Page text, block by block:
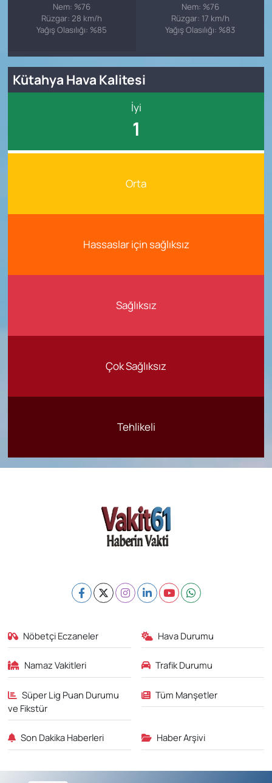
Nem: %76
Rüzgar: 28 km/h
Yağış Olasılığı: %85
Nem: %76
Rüzgar: 17 km/h
Yağış Olasılığı: %83
Kütahya Hava Kalitesi
İyi
1
Orta
Hassaslar için sağlıksız
Sağlıksız
Çok Sağlıksız
Tehlikeli
Nöbetçi Eczaneler Hava Durumu
Namaz Vakitleri Trafik Durumu
Süper Lig Puan Durumu
ve Fikstür
Tüm Manşetler
Son Dakika Haberleri Haber Arşivi